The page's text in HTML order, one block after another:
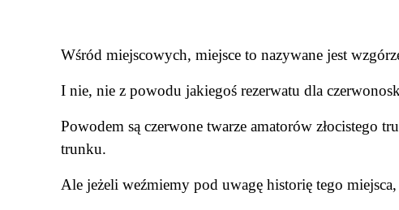
Wśród miejscowych, miejsce to nazywane jest
I nie, nie z powodu jakiegoś rezerwatu dla
Powodem są czerwone twarze amatorów złocistego
trunku.
Ale jeżeli weźmiemy pod uwagę historię tego